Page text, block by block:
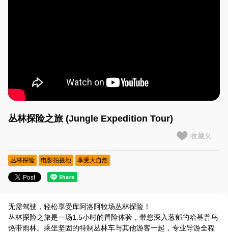
Education CN
Malama Program MALAMA（玛拉玛）体验
参加日期为5月31日之前的预订请点击这里
丛林探险之旅 (Jungle Expedition Tour)
收藏夹
丛林探险 电影拍摄地 享受大自然
无需驾驶，轻松享受库阿洛阿牧场丛林探险！
丛林探险之旅是一场1.5小时的冒险体验，带您深入葱郁的哈基普乌
热带雨林。乘坐坚固的特制丛林车与其他游客一起，专业导游全程